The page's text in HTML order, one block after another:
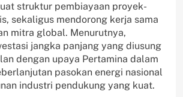
struktur pembiayaan proyek-
sekaligus mendorong kerja sama
mitra global. Menurutnya,
jangka panjang yang diusung
dengan upaya Pertamina dalam
pasokan energi nasional
industri pendukung yang kuat.